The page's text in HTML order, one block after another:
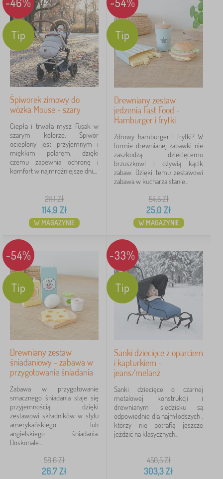
Tip
Śpiworek zimowy do
wózka Mouse - szary
Ciepła i trwała mysz Fusak w
szarym kolorze. Śpiwór
ocieplony jest przyjemnym i
miękkim polarem, dzięki
czemu zapewnia ochronę i
komfort w najmroźniejsze dni....
211,1Zł
114,9 Zł
W MAGAZYNIE
Tip
Drewniany zestaw
jedzenia Fast Food -
Hamburger i frytki
Zdrowy hamburger i frytki? W
formie drewnianej zabawki nie
zaszkodzą dziecięcemu
brzuszkowi i ożywią kącik
zabaw. Dzięki temu zestawowi
zabawa w kucharza stanie...
54,5Zł
25,0 Zł
W MAGAZYNIE
-54%
Tip
Drewniany zestaw
śniadaniowy - zabawa w
przygotowanie śniadania
Zabawa w przygotowanie
smacznego śniadania staje się
przyjemnością dzięki
zestawowi składników w stylu
amerykańskiego lub
angielskiego śniadania.
Doskonale...
58,6Zł
26,7Zł
-33%
Tip
Sanki dziecięce z oparciem
i kapturkiem -
jeans/melanż
Sanki dziecięce o czarnej
metalowej konstrukcji i
drewnianym siedzisku są
odpowiednie dla najmłodszych ,
którzy nie potrafią jeszcze
jeździć na klasycznych...
450,5Zł
303,3Zł